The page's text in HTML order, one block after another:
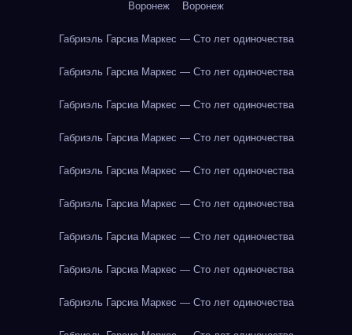
Воронеж Воронеж
Габриэль Гарсиа Маркес — Сто лет одиночества
Габриэль Гарсиа Маркес — Сто лет одиночества
Габриэль Гарсиа Маркес — Сто лет одиночества
Габриэль Гарсиа Маркес — Сто лет одиночества
Габриэль Гарсиа Маркес — Сто лет одиночества
Габриэль Гарсиа Маркес — Сто лет одиночества
Габриэль Гарсиа Маркес — Сто лет одиночества
Габриэль Гарсиа Маркес — Сто лет одиночества
Габриэль Гарсиа Маркес — Сто лет одиночества